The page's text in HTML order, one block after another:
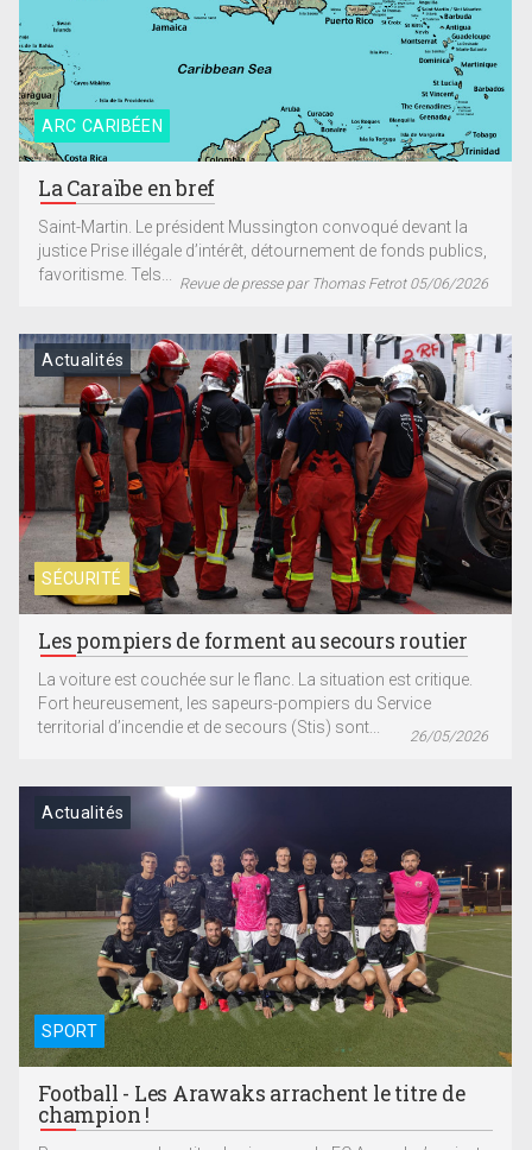
ARC CARIBÉEN
La Caraïbe en bref
Saint-Martin. Le président Mussington convoqué devant la
justice Prise illégale d’intérêt, détournement de fonds publics,
favoritisme. Tels... Revue de presse par Thomas Fetrot 05/06/2026
SÉCURITÉ
Actualités
Les pompiers de forment au secours routier
La voiture est couchée sur le flanc. La situation est critique.
Fort heureusement, les sapeurs-pompiers du Service
territorial d’incendie et de secours (Stis) sont...
26/05/2026
SPORT
Actualités
Football - Les Arawaks arrachent le titre de
champion !